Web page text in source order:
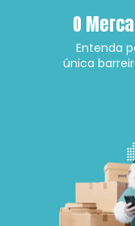
O
Entenda
única